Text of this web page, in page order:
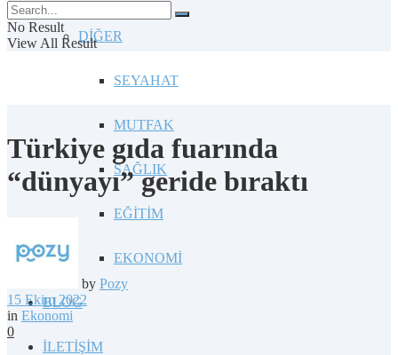
DİĞER
SEYAHAT
MUTFAK
SAĞLIK
EĞİTİM
EKONOMİ
BLOG
İLETİŞİM
No Result
View All Result
Türkiye gıda fuarında
“dünyayı” geride bıraktı
by Pozy
15 Ekim 2022
in Ekonomi
0